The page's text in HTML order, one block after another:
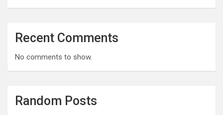
Recent Comments
No comments to show.
Random Posts